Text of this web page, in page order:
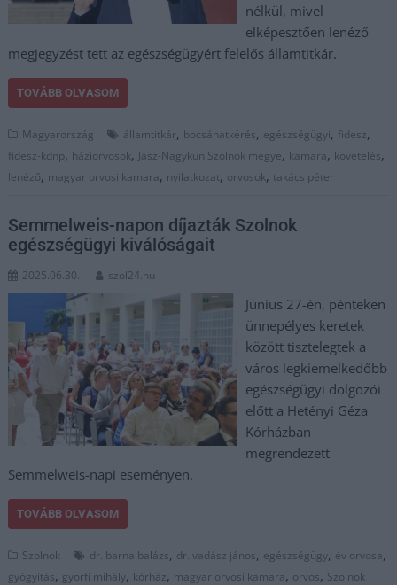
nélkül, mivel
elképesztően lenéző
megjegyzést tett az egészségügyért felelős államtitkár.
TOVÁBB OLVASOM
Magyarország államtitkár, bocsánatkérés, egészségügyi, fidesz,
fidesz-kdnp, háziorvosok, Jász-Nagykun Szolnok megye, kamara, követelés,
lenéző, magyar orvosi kamara, nyilatkozat, orvosok, takács péter
Semmelweis-napon díjazták Szolnok
egészségügyi kiválóságait
2025.06.30. szol24.hu
Június 27-én, pénteken
ünnepélyes keretek
között tisztelegtek a
város legkiemelkedőbb
egészségügyi dolgozói
előtt a Hetényi Géza
Kórházban
megrendezett
Semmelweis-napi eseményen.
TOVÁBB OLVASOM
Szolnok dr. barna balázs, dr. vadász jános, egészségügy, év orvosa,
gyógyítás, györfi mihály, kórház, magyar orvosi kamara, orvos, Szolnok